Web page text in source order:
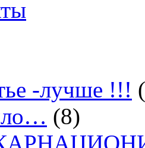
-лучше !!!
(8)